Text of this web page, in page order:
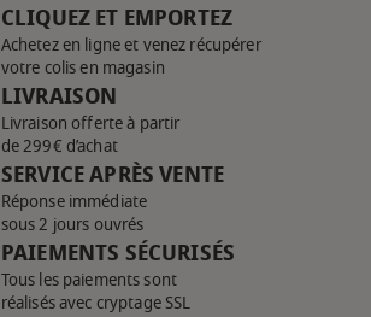
CLIQUEZ ET EMPORTEZ
Achetez en ligne et venez récupérer
votre colis en magasin
LIVRAISON
Livraison offerte à partir
de 299€ d’achat
SERVICE APRÈS VENTE
Réponse immédiate
sous 2 jours ouvrés
PAIEMENTS SÉCURISÉS
Tous les paiements sont
réalisés avec cryptage SSL